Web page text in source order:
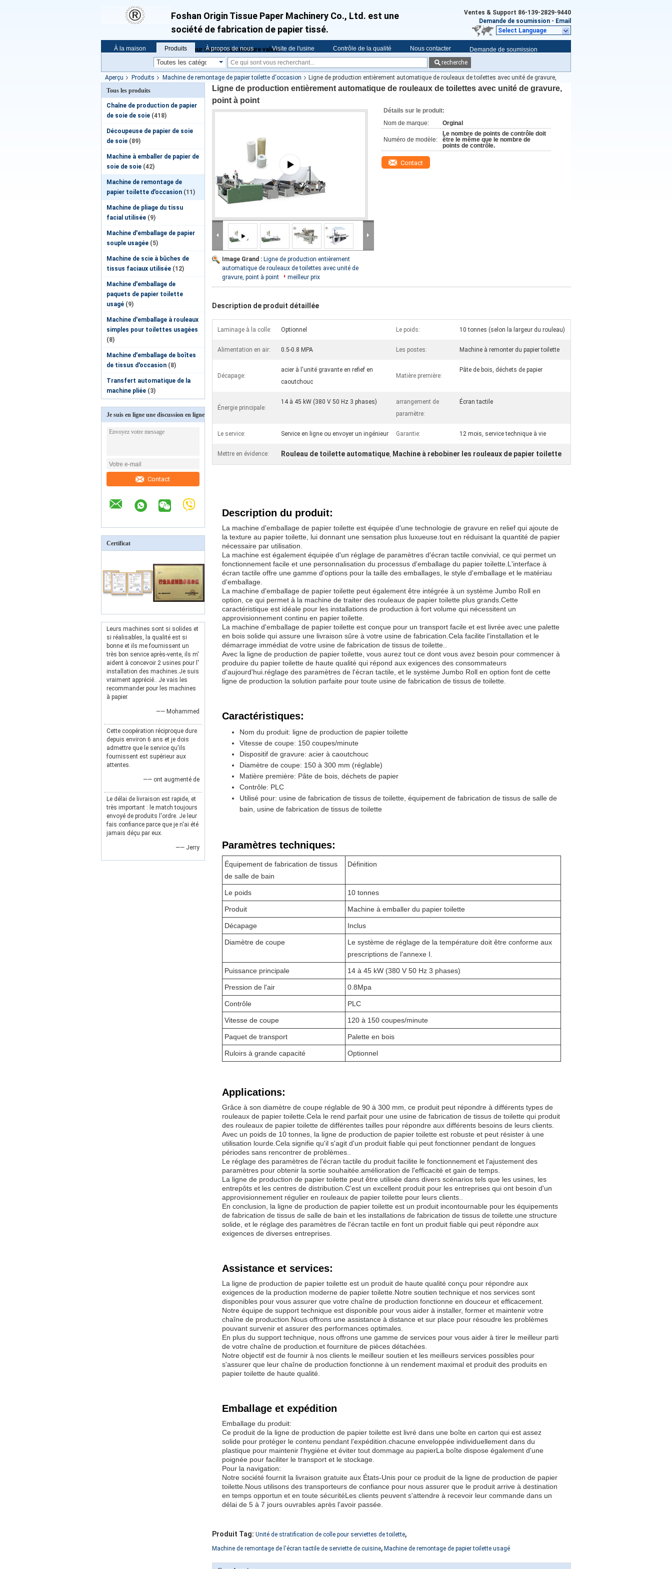
Foshan Origin Tissue Paper Machinery Co., Ltd. est une
société de fabrication de papier tissé.
Le meilleur service, la meilleure valeur!
Ventes & Support 86-139-2829-9440
Demande de soumission - Email
Select Language
À la maison Produits À propos de nous Visite de l'usine Contrôle de la qualité Nous contacter Demande de soumission
Vr
recherche
Aperçu Produits Machine de remontage de papier toilette d'occasion
Ligne de production entièrement automatique de rouleaux de toilettes avec unité de gravure,
point à point
Tous les produits
Chaîne de production de papier
de soie de soie (418)
Découpeuse de papier de soie
de soie (89)
Machine à emballer de papier de
soie de soie (42)
Machine de remontage de
papier toilette d'occasion (11)
Machine de pliage du tissu
facial utilisée (9)
Machine d'emballage de papier
souple usagée (5)
Machine de scie à bûches de
tissus faciaux utilisée (12)
Machine d'emballage de
paquets de papier toilette
usagé (9)
Machine d'emballage à rouleaux
simples pour toilettes usagées
(8)
Machine d'emballage de boîtes
de tissus d'occasion (8)
Transfert automatique de la
machine pliée (3)
Je suis en ligne une discussion en ligne
Contact
Certificat
Leurs machines sont si solides et
si réalisables, la qualité est si
bonne et ils me fournissent un
très bon service après-vente, ils m'
aident à concevoir 2 usines pour l'
installation des machines.Je suis
vraiment apprécié.. Je vais les
recommander pour les machines
à papier.
—— Mohammed
Cette coopération réciproque dure
depuis environ 6 ans et je dois
admettre que le service qu'ils
fournissent est supérieur aux
attentes.
—— ont augmenté de
Le délai de livraison est rapide, et
très important : le match toujours
envoyé de produits l'ordre. Je leur
fais confiance parce que je n'ai été
jamais déçu par eux.
—— Jerry
Ligne de production entièrement automatique de rouleaux de toilettes avec unité de gravure,
point à point
Image Grand : Ligne de production entièrement
automatique de rouleaux de toilettes avec unité de
gravure, point à point
meilleur prix
Détails sur le produit:
Nom de marque:
Orginal
Numéro de modèle:
Le nombre de points de contrôle doit
être le même que le nombre de
points de contrôle.
Contact
Description de produit détaillée
Laminage à la colle: Optionnel Le poids: 10 tonnes (selon la largeur du rouleau)
Alimentation en air: 0.5-0.8 MPA Les postes: Machine à remonter du papier toilette
Décapage:
acier à l'unité gravante en refief en
caoutchouc
Matière première:
Pâte de bois, déchets de papier
Énergie principale:
14 à 45 kW (380 V 50 Hz 3 phases)
arrangement de
paramètre:
Écran tactile
Le service: Service en ligne ou envoyer un ingénieur Garantie: 12 mois, service technique à vie
Mettre en évidence: Rouleau de toilette automatique, Machine à rebobiner les rouleaux de papier toilette
Description du produit:
La machine d'emballage de papier toilette est équipée d'une technologie de gravure en relief qui ajoute de
la texture au papier toilette, lui donnant une sensation plus luxueuse.tout en réduisant la quantité de papier
nécessaire par utilisation.
La machine est également équipée d'un réglage de paramètres d'écran tactile convivial, ce qui permet un
fonctionnement facile et une personnalisation du processus d'emballage du papier toilette.L'interface à
écran tactile offre une gamme d'options pour la taille des emballages, le style d'emballage et le matériau
d'emballage.
La machine d'emballage de papier toilette peut également être intégrée à un système Jumbo Roll en
option, ce qui permet à la machine de traiter des rouleaux de papier toilette plus grands.Cette
caractéristique est idéale pour les installations de production à fort volume qui nécessitent un
approvisionnement continu en papier toilette.
La machine d'emballage de papier toilette est conçue pour un transport facile et est livrée avec une palette
en bois solide qui assure une livraison sûre à votre usine de fabrication.Cela facilite l'installation et le
démarrage immédiat de votre usine de fabrication de tissus de toilette..
Avec la ligne de production de papier toilette, vous aurez tout ce dont vous avez besoin pour commencer à
produire du papier toilette de haute qualité qui répond aux exigences des consommateurs
d'aujourd'hui.réglage des paramètres de l'écran tactile, et le système Jumbo Roll en option font de cette
ligne de production la solution parfaite pour toute usine de fabrication de tissus de toilette.
Caractéristiques:
Nom du produit: ligne de production de papier toilette
Vitesse de coupe: 150 coupes/minute
Dispositif de gravure: acier à caoutchouc
Diamètre de coupe: 150 à 300 mm (réglable)
Matière première: Pâte de bois, déchets de papier
Contrôle: PLC
Utilisé pour: usine de fabrication de tissus de toilette, équipement de fabrication de tissus de salle de
bain, usine de fabrication de tissus de toilette
Paramètres techniques:
Équipement de fabrication de tissus
de salle de bain
Définition
Le poids 10 tonnes
Produit Machine à emballer du papier toilette
Décapage Inclus
Diamètre de coupe
Le système de réglage de la température doit être conforme aux
prescriptions de l'annexe I.
Puissance principale 14 à 45 kW (380 V 50 Hz 3 phases)
Pression de l'air 0.8Mpa
Contrôle PLC
Vitesse de coupe 120 à 150 coupes/minute
Paquet de transport Palette en bois
Ruloirs à grande capacité Optionnel
Applications:
Grâce à son diamètre de coupe réglable de 90 à 300 mm, ce produit peut répondre à différents types de
rouleaux de papier toilette.Cela le rend parfait pour une usine de fabrication de tissus de toilette qui produit
des rouleaux de papier toilette de différentes tailles pour répondre aux différents besoins de leurs clients.
Avec un poids de 10 tonnes, la ligne de production de papier toilette est robuste et peut résister à une
utilisation lourde.Cela signifie qu'il s'agit d'un produit fiable qui peut fonctionner pendant de longues
périodes sans rencontrer de problèmes..
Le réglage des paramètres de l'écran tactile du produit facilite le fonctionnement et l'ajustement des
paramètres pour obtenir la sortie souhaitée.amélioration de l'efficacité et gain de temps.
La ligne de production de papier toilette peut être utilisée dans divers scénarios tels que les usines, les
entrepôts et les centres de distribution.C'est un excellent produit pour les entreprises qui ont besoin d'un
approvisionnement régulier en rouleaux de papier toilette pour leurs clients..
En conclusion, la ligne de production de papier toilette est un produit incontournable pour les équipements
de fabrication de tissus de salle de bain et les installations de fabrication de tissus de toilette.une structure
solide, et le réglage des paramètres de l'écran tactile en font un produit fiable qui peut répondre aux
exigences de diverses entreprises.
Assistance et services:
La ligne de production de papier toilette est un produit de haute qualité conçu pour répondre aux
exigences de la production moderne de papier toilette.Notre soutien technique et nos services sont
disponibles pour vous assurer que votre chaîne de production fonctionne en douceur et efficacement.
Notre équipe de support technique est disponible pour vous aider à installer, former et maintenir votre
chaîne de production.Nous offrons une assistance à distance et sur place pour résoudre les problèmes
pouvant survenir et assurer des performances optimales.
En plus du support technique, nous offrons une gamme de services pour vous aider à tirer le meilleur parti
de votre chaîne de production.et fourniture de pièces détachées.
Notre objectif est de fournir à nos clients le meilleur soutien et les meilleurs services possibles pour
s'assurer que leur chaîne de production fonctionne à un rendement maximal et produit des produits en
papier toilette de haute qualité.
Emballage et expédition
Emballage du produit:
Ce produit de la ligne de production de papier toilette est livré dans une boîte en carton qui est assez
solide pour protéger le contenu pendant l'expédition.chacune enveloppée individuellement dans du
plastique pour maintenir l'hygiène et éviter tout dommage au papierLa boîte dispose également d'une
poignée pour faciliter le transport et le stockage.
Pour la navigation:
Notre société fournit la livraison gratuite aux États-Unis pour ce produit de la ligne de production de papier
toilette.Nous utilisons des transporteurs de confiance pour nous assurer que le produit arrive à destination
en temps opportun et en toute sécuritéLes clients peuvent s'attendre à recevoir leur commande dans un
délai de 5 à 7 jours ouvrables après l'avoir passée.
Produit Tag: Unité de stratification de colle pour serviettes de toilette,
Machine de remontage de l'écran tactile de serviette de cuisine, Machine de remontage de papier toilette usagé